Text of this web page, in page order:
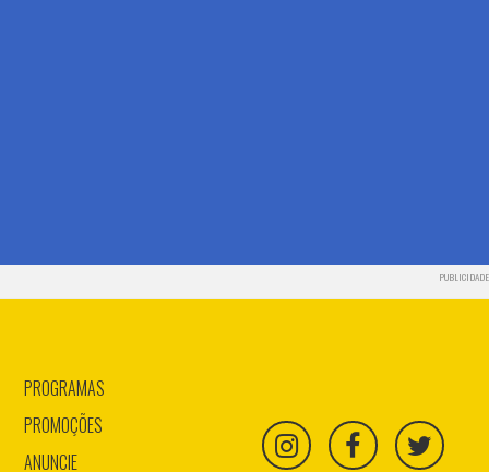
PUBLICIDADE
PROGRAMAS
PROMOÇÕES
ANUNCIE